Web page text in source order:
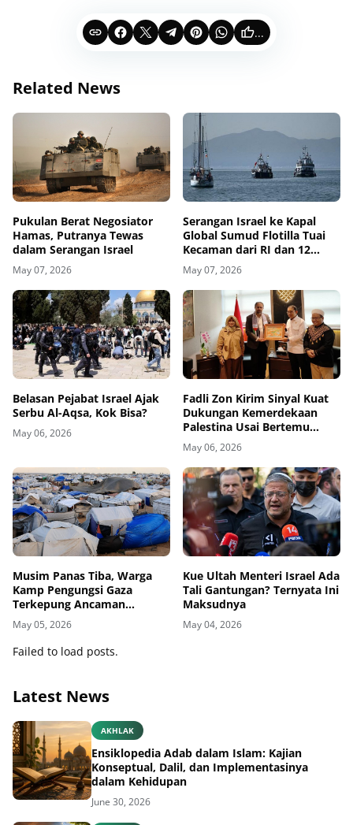
...
Related News
Pukulan Berat Negosiator
Hamas, Putranya Tewas
dalam Serangan Israel
May 07, 2026
Serangan Israel ke Kapal
Global Sumud Flotilla Tuai
Kecaman dari RI dan 12
Negara
May 07, 2026
Belasan Pejabat Israel Ajak
Serbu Al-Aqsa, Kok Bisa?
May 06, 2026
Fadli Zon Kirim Sinyal Kuat
Dukungan Kemerdekaan
Palestina Usai Bertemu
Delegasi di Kemenbud
May 06, 2026
Musim Panas Tiba, Warga
Kamp Pengungsi Gaza
Terkepung Ancaman
Penyakit Kulit
May 05, 2026
Kue Ultah Menteri Israel Ada
Tali Gantungan? Ternyata Ini
Maksudnya
May 04, 2026
Failed to load posts.
Latest News
AKHLAK
Ensiklopedia Adab dalam Islam: Kajian
Konseptual, Dalil, dan Implementasinya
dalam Kehidupan
June 30, 2026